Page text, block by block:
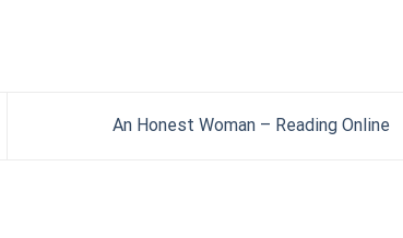
An Honest Woman – Reading Online